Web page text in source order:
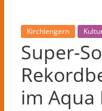
Herford
und
dem
Kreis
Herford
Kirchlengern
Super-
im Aqua